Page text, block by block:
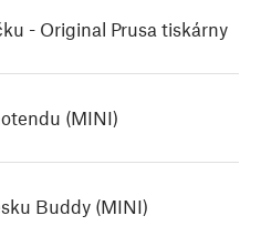
- Original Prusa tiskárny
(MINI)
Buddy (MINI)